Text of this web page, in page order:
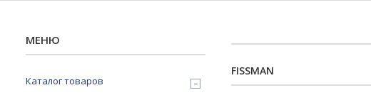
FISSMAN
Каталог товаров